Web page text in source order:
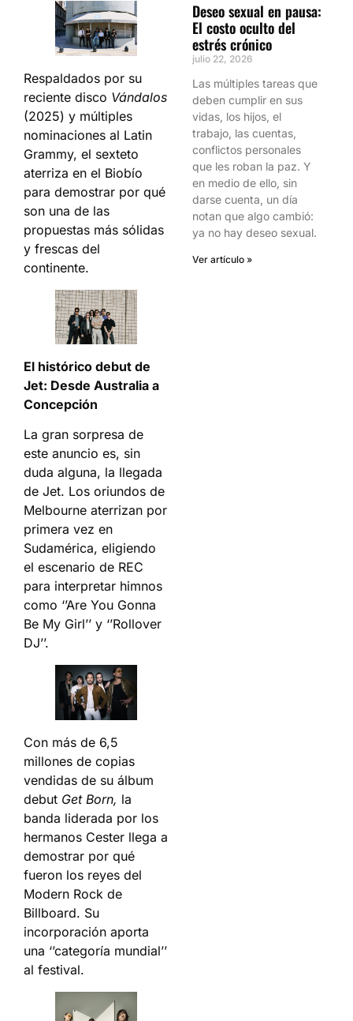
Respaldados por su
reciente disco Vándalos
(2025) y múltiples
nominaciones al Latin
Grammy, el sexteto
aterriza en el Biobío
para demostrar por qué
son una de las
propuestas más sólidas
y frescas del
continente.
El histórico debut de
Jet: Desde Australia a
Concepción
La gran sorpresa de
este anuncio es, sin
duda alguna, la llegada
de Jet. Los oriundos de
Melbourne aterrizan por
primera vez en
Sudamérica, eligiendo
el escenario de REC
para interpretar himnos
como ‘’Are You Gonna
Be My Girl’’ y ‘’Rollover
DJ’’.
Con más de 6,5
millones de copias
vendidas de su álbum
debut Get Born, la
banda liderada por los
hermanos Cester llega a
demostrar por qué
fueron los reyes del
Modern Rock de
Billboard. Su
incorporación aporta
una ‘’categoría mundial’’
al festival.
Deseo sexual en pausa:
El costo oculto del
estrés crónico
julio 22, 2026
Las múltiples tareas que
deben cumplir en sus
vidas, los hijos, el
trabajo, las cuentas,
conflictos personales
que les roban la paz. Y
en medio de ello, sin
darse cuenta, un día
notan que algo cambió:
ya no hay deseo sexual.
Ver artículo »